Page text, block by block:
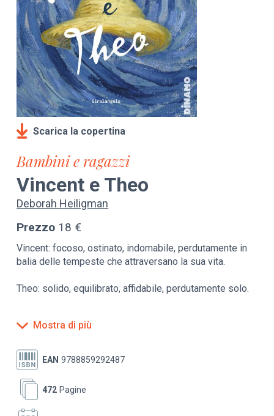
Scarica la copertina
Bambini e ragazzi
Vincent e Theo
Deborah Heiligman
Prezzo 18 €
Vincent: focoso, ostinato, indomabile, perdutamente in
balia delle tempeste che attraversano la sua vita.
Theo: solido, equilibrato, affidabile, perdutamente solo.
rapporto tempestoso, appassionato, fondamentale.
Un'opera d'arte in sé.
Mostra di più
EAN 9788859292487
Pagine
472